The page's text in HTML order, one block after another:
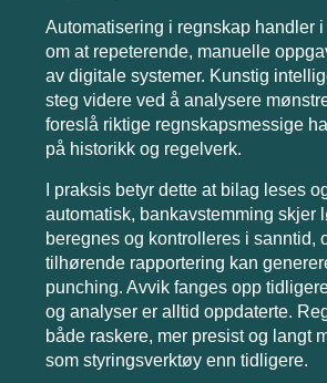
Automatisering i regnskap handler
om at repeterende, manuelle
av digitale systemer. Kunstig
steg videre ved å analysere
foreslå riktige regnskapsmessige
på historikk og regelverk.
I praksis betyr dette at bilag leses
automatisk, bankavstemming skjer
beregnes og kontrolleres i sanntid,
tilhørende rapportering kan
punching. Avvik fanges opp
og analyser er alltid oppdaterte.
både raskere, mer presist og langt
som styringsverktøy enn tidligere.